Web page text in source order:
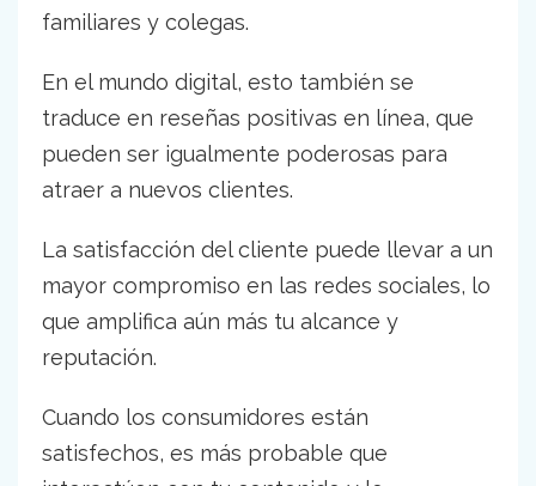
familiares y colegas.
En el mundo digital, esto también se
traduce en reseñas positivas en línea, que
pueden ser igualmente poderosas para
atraer a nuevos clientes.
La satisfacción del cliente puede llevar a un
mayor compromiso en las redes sociales, lo
que amplifica aún más tu alcance y
reputación.
Cuando los consumidores están
satisfechos, es más probable que